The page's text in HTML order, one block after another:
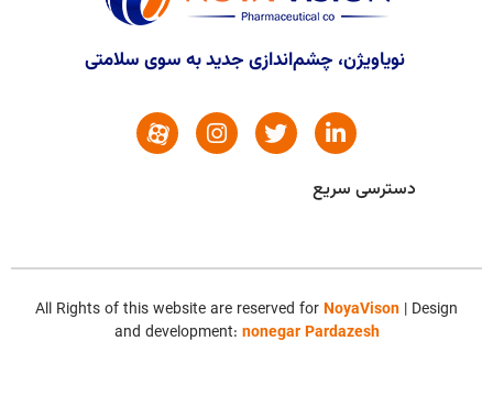
نویاویژن، چشم‌اندازی جدید به سوی سلامتی
دسترسی سریع
All Rights of this website are reserved forNoyaVison | Design
and development: nonegar Pardazesh